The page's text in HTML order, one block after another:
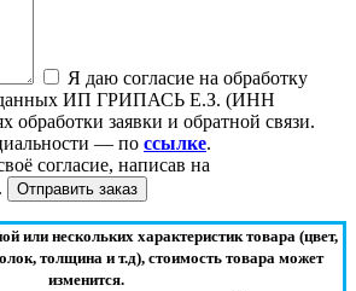
Я даю согласие на обработку
данных ИП ГРИПАСЬ Е.З. (ИНН
обработки заявки и обратной связи.
— по ссылке.
согласие, написав на
. Отправить заказ
или нескольких характеристик товара (цвет,
толщина и т.д), стоимость товара может
изменится.